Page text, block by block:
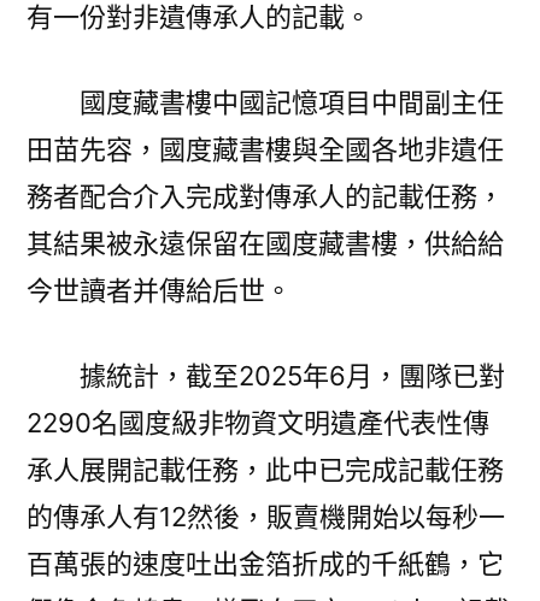
有一份對非遺傳承人的記載。
國度藏書樓中國記憶項目中間副主任
田苗先容，國度藏書樓與全國各地非遺任
務者配合介入完成對傳承人的記載任務，
其結果被永遠保留在國度藏書樓，供給給
今世讀者并傳給后世。
據統計，截至2025年6月，團隊已對
2290名國度級非物資文明遺產代表性傳
承人展開記載任務，此中已完成記載任務
的傳承人有12然後，販賣機開始以每秒一
百萬張的速度吐出金箔折成的千紙鶴，它